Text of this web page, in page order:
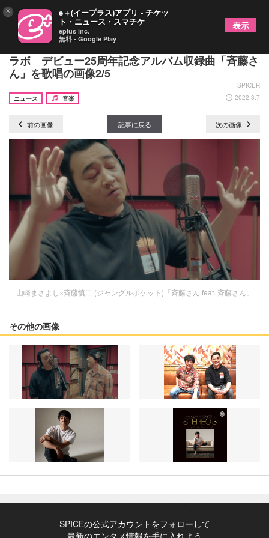
山崎まさよし、ジャングルポケット・斉藤慎二とコ
ラボ デビュー25周年記念アルバム収録曲「斉藤さ
ん」を歌唱の画像2/5
SPICER
ニュース
音楽 2022.3.7
前の画像 記事に戻る 次の画像
山崎まさよし×斉藤慎二 (ジャングルポケット)「斉藤さん feat. 斉藤さん」
その他の画像
SPICEの公式アカウントをフォローして
× e＋(イープラス)アプリ - チケッ
ト・ニュース・スマチケ
eplus inc.
無料 - Google Play
表示